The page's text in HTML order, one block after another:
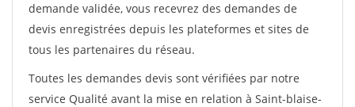
demande validée, vous recevrez des demandes de
devis enregistrées depuis les plateformes et sites de
tous les partenaires du réseau.
Toutes les demandes devis sont vérifiées par notre
service Qualité avant la mise en relation à Saint-blaise-